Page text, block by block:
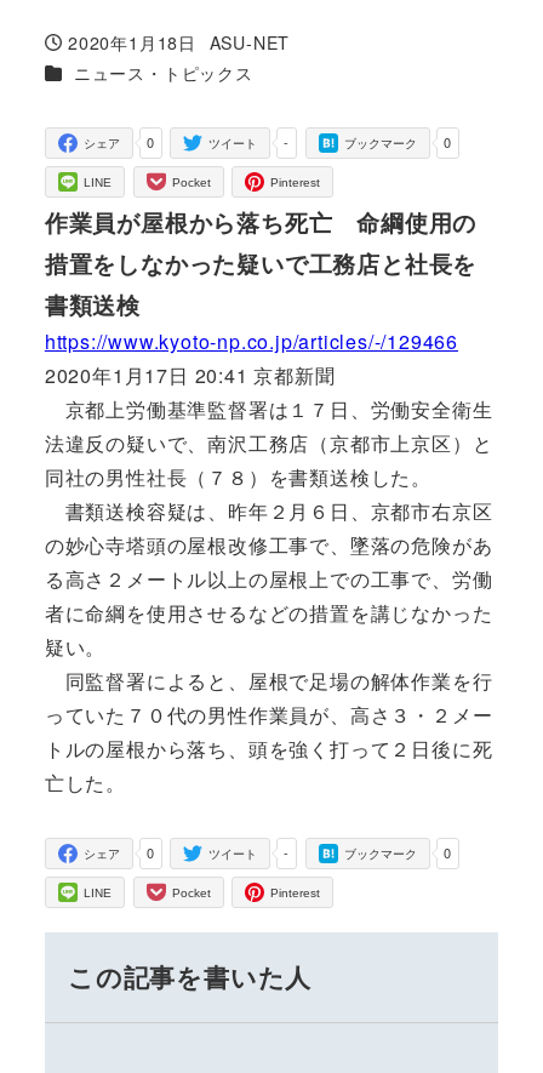
投稿日
2020年1月18日
著
者
ASU-NET
カテゴリー
ニュース・トピックス
0
シェア -
ツイート 0
ブックマーク
LINE Pocket Pinterest
作業員が屋根から落ち死亡 命綱使用の
措置をしなかった疑いで工務店と社長を
書類送検
https://www.kyoto-np.co.jp/articles/-/129466
2020年1月17日 20:41 京都新聞
京都上労働基準監督署は１７日、労働安全衛生
法違反の疑いで、南沢工務店（京都市上京区）と
同社の男性社長（７８）を書類送検した。
書類送検容疑は、昨年２月６日、京都市右京区
の妙心寺塔頭の屋根改修工事で、墜落の危険があ
る高さ２メートル以上の屋根上での工事で、労働
者に命綱を使用させるなどの措置を講じなかった
疑い。
同監督署によると、屋根で足場の解体作業を行
っていた７０代の男性作業員が、高さ３・２メー
トルの屋根から落ち、頭を強く打って２日後に死
亡した。
0
シェア -
ツイート 0
ブックマーク
LINE Pocket Pinterest
この記事を書いた人